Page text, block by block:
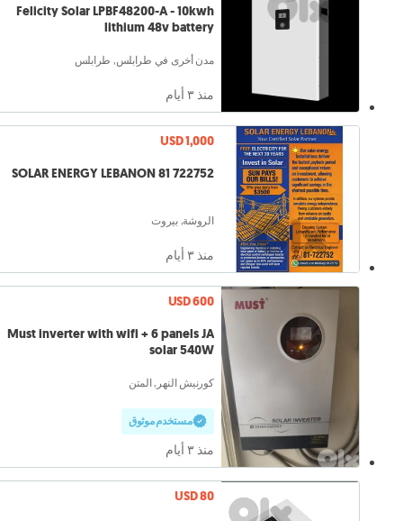
Felicity Solar LPBF48200-A - 10kwh
lithium 48v battery
مدن أخرى في طرابلس, طرابلس
منذ ٣ أيام
USD 1,000
SOLAR ENERGY LEBANON 81 722752
الروشة, بيروت
منذ ٣ أيام
USD 600
Must inverter with wifi + 6 panels JA
solar 540W
كورنيش النهر, المتن
مستخدم موثوق
منذ ٣ أيام
USD 80